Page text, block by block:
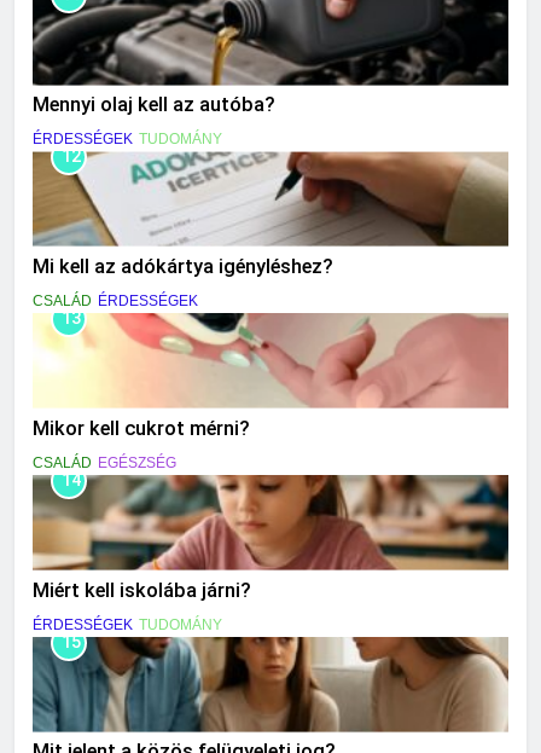
Mennyi olaj kell az autóba?
ÉRDESSÉGEK TUDOMÁNY
12
Mi kell az adókártya igényléshez?
CSALÁD ÉRDESSÉGEK
13
Mikor kell cukrot mérni?
CSALÁD EGÉSZSÉG
14
Miért kell iskolába járni?
ÉRDESSÉGEK TUDOMÁNY
15